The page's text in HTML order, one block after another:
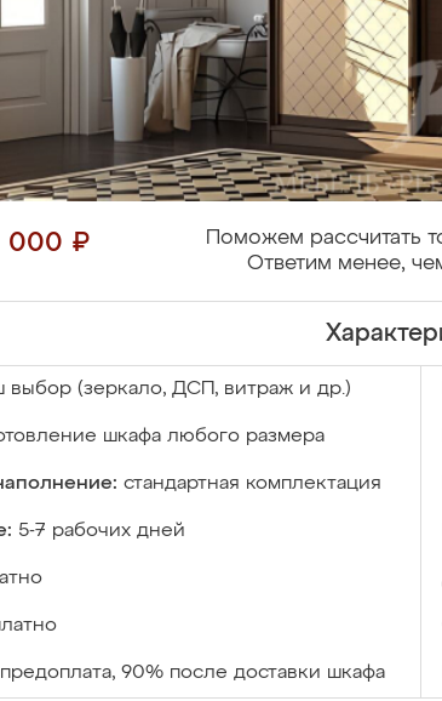
000 ₽
Поможем рассчитать
Ответим менее,
выбор (зеркало, ДСП, витраж и др.)
шкафа любого размера
стандартная комплектация
5-7 рабочих дней
90% после доставки шкафа